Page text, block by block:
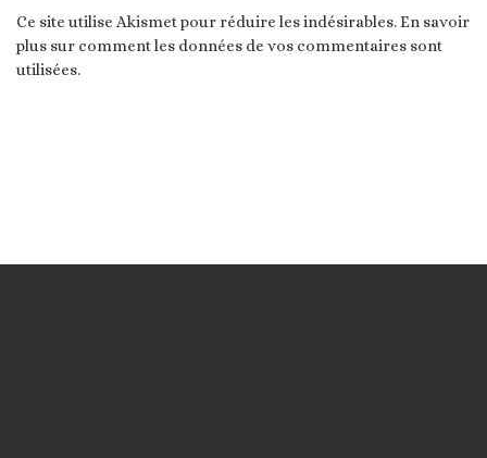
Ce site utilise Akismet pour réduire les indésirables.En savoir
plus sur comment les données de vos commentaires sont
utilisées.